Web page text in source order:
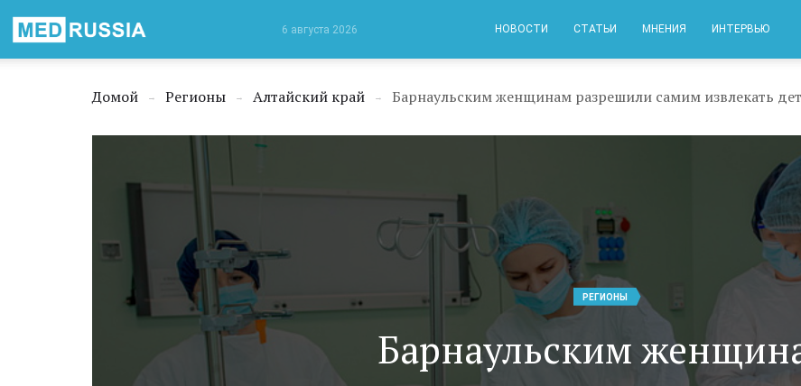
6 августа 2026 НОВОСТИ СТАТЬИ МНЕНИЯ ИНТЕРВЬЮ
Домой → Регионы → Алтайский край → Барнаульским женщинам разрешили самим извлекать
РЕГИОНЫ
Барнаульским